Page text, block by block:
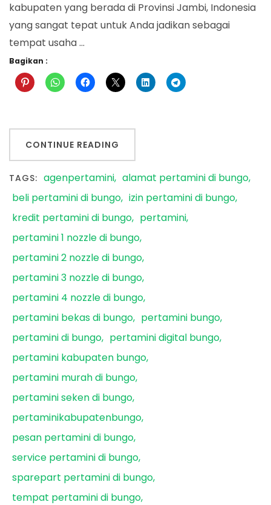
kabupaten yang berada di Provinsi Jambi, Indonesia
yang sangat tepat untuk Anda jadikan sebagai
tempat usaha …
Bagikan :
CONTINUE READING
TAGS: agenpertamini alamat pertamini di bungo
beli pertamini di bungo izin pertamini di bungo
kredit pertamini di bungo
pertamini
pertamini 1 nozzle di bungo
pertamini 2 nozzle di bungo
pertamini 3 nozzle di bungo
pertamini 4 nozzle di bungo
pertamini bekas di bungo
pertamini bungo
pertamini di bungo
pertamini digital bungo
pertamini kabupaten bungo
pertamini murah di bungo
pertamini seken di bungo
pertaminikabupatenbungo
pesan pertamini di bungo
service pertamini di bungo
sparepart pertamini di bungo
tempat pertamini di bungo